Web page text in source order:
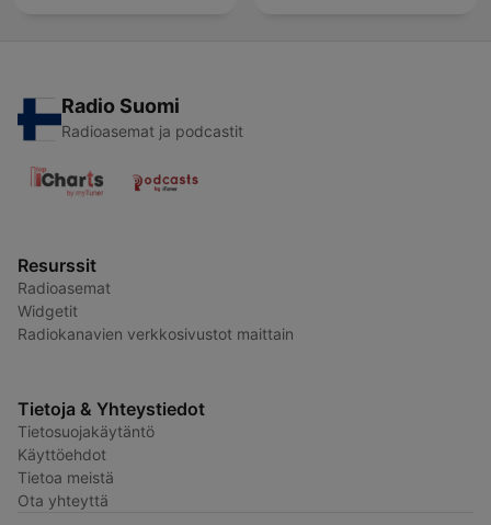
Radio Suomi
Radioasemat ja podcastit
Resurssit
Radioasemat
Widgetit
Radiokanavien verkkosivustot maittain
Tietoja & Yhteystiedot
Tietosuojakäytäntö
Käyttöehdot
Tietoa meistä
Ota yhteyttä